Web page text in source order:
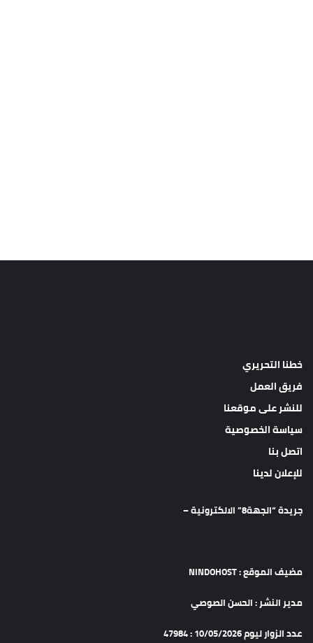
خطنا التحريري
فريق العمل
للنشر على موقعنا
سياسة الخصوصية
اتصل بنا
للإعلان لدينا
جريدة “الجهة8” الالكترونية –
مضيف الموقع : NINDOHOST
مدير النشر : الحسن الصوصي
عدد الزوار ليوم 10/05/2026 : 47984